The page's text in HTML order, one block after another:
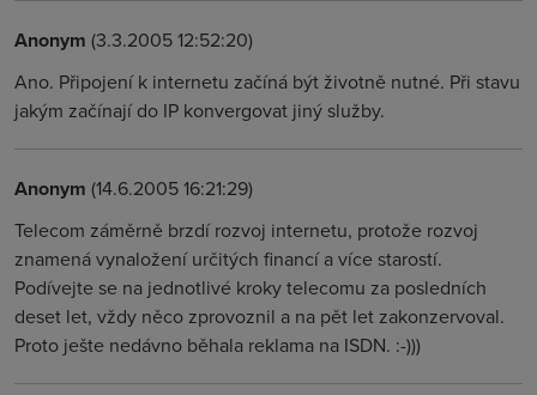
Anonym (3.3.2005 12:52:20)
Ano. Připojení k internetu začíná být životně nutné. Při stavu
jakým začínají do IP konvergovat jiný služby.
Anonym (14.6.2005 16:21:29)
Telecom záměrně brzdí rozvoj internetu, protože rozvoj
znamená vynaložení určitých financí a více starostí.
Podívejte se na jednotlivé kroky telecomu za posledních
deset let, vždy něco zprovoznil a na pět let zakonzervoval.
Proto ješte nedávno běhala reklama na ISDN. :-)))